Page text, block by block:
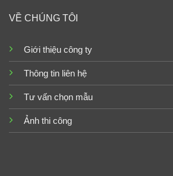
VỀ CHÚNG TÔI
Giới thiệu công ty
Thông tin liên hệ
Tư vấn chọn mẫu
Ảnh thi công